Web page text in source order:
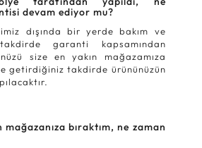
devam ediyor mu?
dışında bir yerde bakım ve
garanti kapsamından
size en yakın mağazamıza
getirdiğiniz takdirde ürününüzün
bıraktım, ne zaman